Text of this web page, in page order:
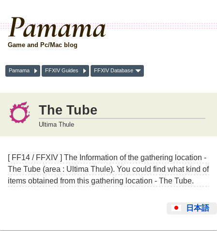
Pamama
Game and Pc/Mac blog
Pamama FFXIV Guides FFXIV Database
The Tube
Ultima Thule
[ FF14 / FFXIV ] The Information of the gathering location -
The Tube (area : Ultima Thule). You could find what kind of
items obtained from this gathering location - The Tube.
日本語